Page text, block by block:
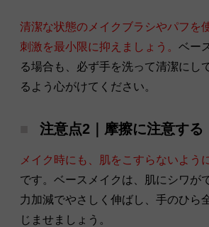
清潔な状態のメイクブラシやパフを
刺激を最小限に抑えましょう。 ベー
る場合も、必ず手を洗って清潔にし
るよう心がけてください。
注意点2｜摩擦に注意する
メイク時にも、肌をこすらないよう
です。ベースメイクは、肌にシワが
力加減でやさしく伸ばし、手のひら
じませましょう。